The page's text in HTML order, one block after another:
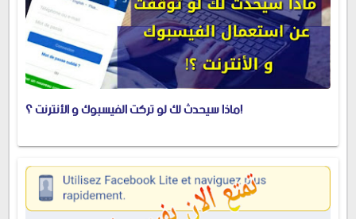
ماذا سيحدث لك لو تركت الفيسبوك و الأنترنت ؟!